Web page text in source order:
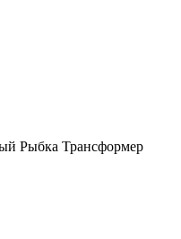
Рыбка Трансформер